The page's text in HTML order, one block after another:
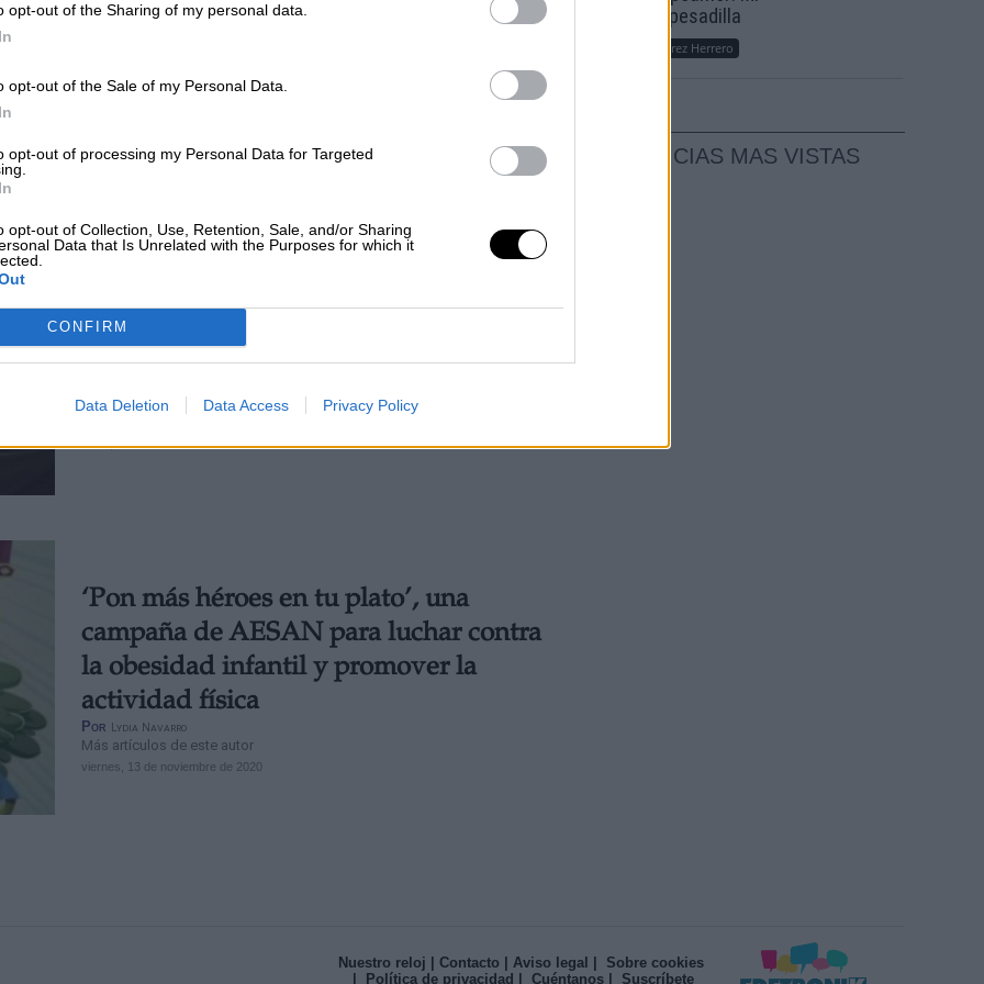
opt-out of the Sharing of my personal data.
opt-out of the Sale of my Personal Data.
opt-out of processing my Personal Data for Targeted
opt-out of Collection, Use, Retention, Sale, and/or Sharing
Data that Is Unrelated with the Purposes for which it
CONFIRM
Data Deletion Data Access Privacy Policy
apuesta por un modelo con más
cercanía
miércoles, 24 de junio de 2020
El Ministerio de Consumo avanza en su
plan de actuación contra la obesidad
Por Redacción La Hora Digital
lunes, 19 de octubre de 2020
‘Pon más héroes en tu plato’, una
campaña de AESAN para luchar contra
la obesidad infantil y promover la
actividad física
Por Lydia Navarro
Más artículos de este autor
viernes, 13 de noviembre de 2020
sueño, mi pesadilla
María Pérez Herrero
NOTICIAS MAS VISTAS
Nuestro reloj | Contacto| Aviso legal | Sobre cookies
| Política de privacidad | Cuéntanos| Suscríbete